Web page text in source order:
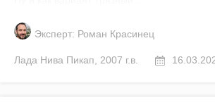
Эксперт: Роман Красинец
Лада Нива Пикап 2007 г.в.